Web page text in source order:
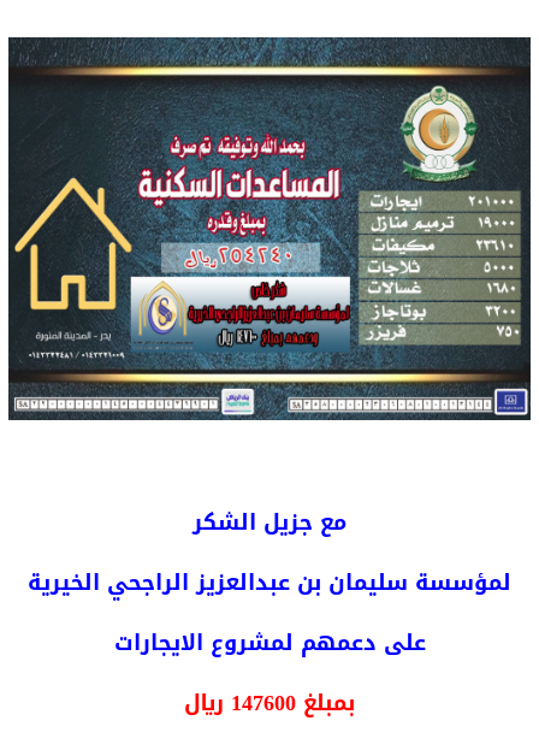
مع جزيل الشكر
لمؤسسة سليمان بن عبدالعزيز الراجحي الخيرية
على دعمهم لمشروع الايجارات
بمبلغ 147600 ريال